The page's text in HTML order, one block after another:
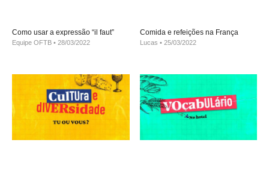
Como usar a expressão “il faut”
Equipe OFTB 28/03/2022
Comida e refeições na França
Lucas 25/03/2022